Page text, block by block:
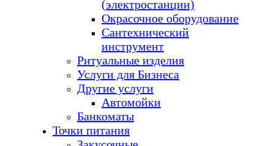
(электростанции)
Окрасочное оборудование
Сантехнический
инструмент
Ритуальные изделия
Услуги для Бизнеса
Другие услуги
Автомойки
Банкоматы
Точки питания